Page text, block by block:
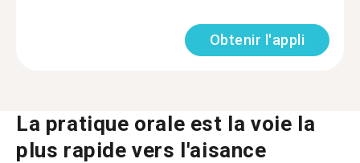
Obtenir l'appli
La pratique orale est la voie la
plus rapide vers l'aisance